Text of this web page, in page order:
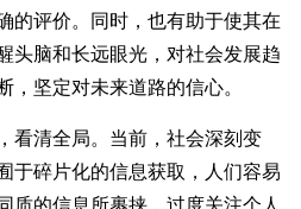
的评价。同时，也有助于使其在
头脑和长远眼光，对社会发展趋
，坚定对未来道路的信心。
清全局。当前，社会深刻变
于碎片化的信息获取，人们容易